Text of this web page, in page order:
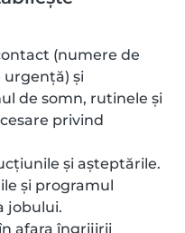
(numere de
și
de somn, rutinele și
privind
și așteptările.
și programul
jobului.
afara îngrijirii